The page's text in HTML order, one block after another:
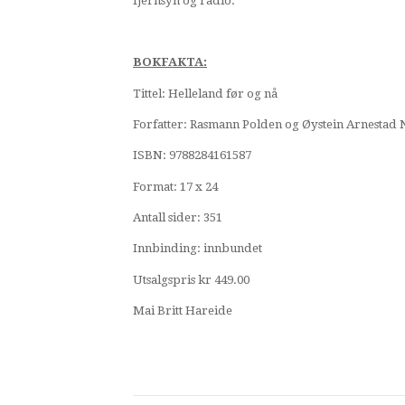
BOKFAKTA:
Tittel: Helleland før og nå
Forfatter: Rasmann Polden og Øystein Arnestad
ISBN: 9788284161587
Format: 17 x 24
Antall sider: 351
Innbinding: innbundet
Utsalgspris kr 449.00
Mai Britt Hareide